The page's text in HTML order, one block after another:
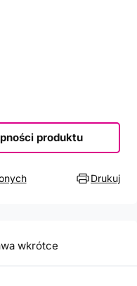
produktu
Drukuj
wkrótce